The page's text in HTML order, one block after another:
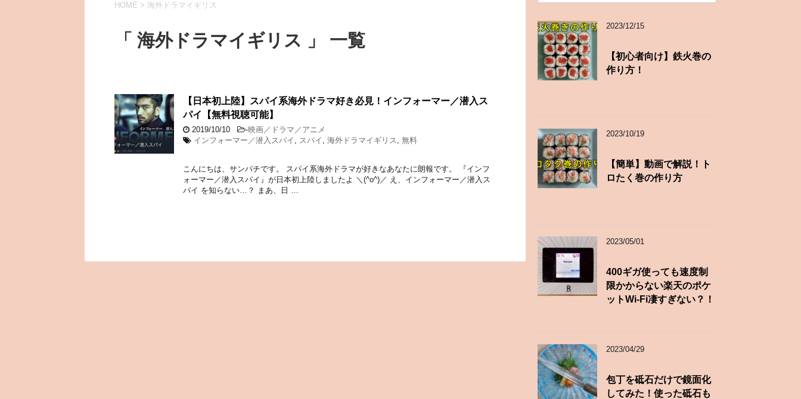
HOME > 海外ドラマイギリス
「 海外ドラマイギリス 」 一覧
【日本初上陸】スパイ系海外ドラマ好き必見！インフォーマー／潜入ス
パイ【無料視聴可能】
2019/10/10 -映画／ドラマ／アニメ
インフォーマー／潜入スパイ , スパイ , 海外ドラマイギリス , 無料
こんにちは、サンパチです。 スパイ系海外ドラマが好きなあなたに朗報です。 『インフ
ォーマー／潜入スパイ』が日本初上陸しましたよ ＼(^o^)／ え、インフォーマー／潜入ス
パイ を知らない…？ まあ、日 …
2023/12/15
【初心者向け】鉄火巻の
作り方！
2023/10/19
【簡単】動画で解説！ト
ロたく巻の作り方
2023/05/01
400ギガ使っても速度制
限かからない楽天のポケ
ットWi-Fi凄すぎない？！
2023/04/29
包丁を砥石だけで鏡面化
してみた！使った砥石も